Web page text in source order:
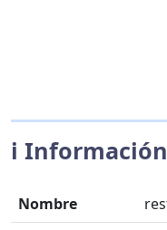
ℹ️ Información
Nombre